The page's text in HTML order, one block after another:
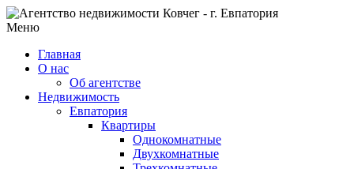
Меню
Главная
О нас
Об агентстве
Недвижимость
Евпатория
Квартиры
Однокомнатные
Двухкомнатные